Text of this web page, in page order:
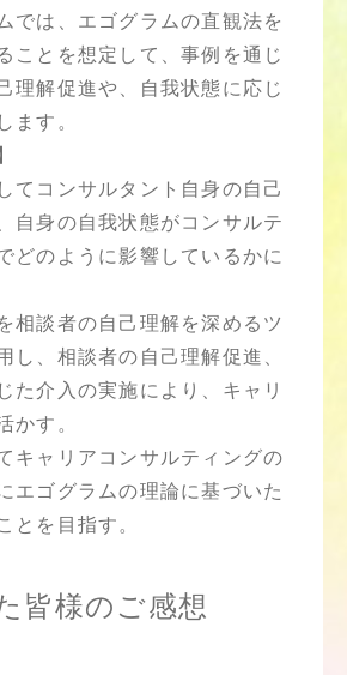
では、エゴグラムの直観法を
ことを想定して、事例を通じ
理解促進や、自我状態に応じ
ます。
てコンサルタント自身の自己
自身の自我状態がコンサルテ
どのように影響しているかに
相談者の自己理解を深めるツ
し、相談者の自己理解促進、
た介入の実施により、キャリ
かす。
キャリアコンサルティングの
エゴグラムの理論に基づいた
とを目指す。
皆様のご感想